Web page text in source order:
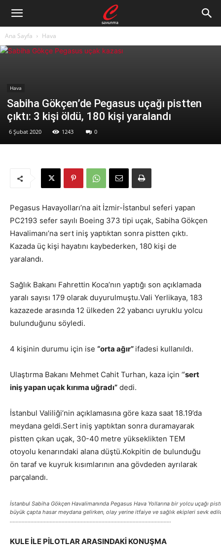
Ana Sayfa Hava
Hava
Sabiha Gökçen’de Pegasus uçağı pistten
çıktı: 3 kişi öldü, 180 kişi yaralandı
6 Şubat 2020 1243 0
Pegasus Havayolları’na ait İzmir-İstanbul seferi yapan
PC2193 sefer sayılı Boeing 373 tipi uçak, Sabiha Gökçen
Havalimanı’na sert iniş yaptıktan sonra pistten çıktı.
Kazada üç kişi hayatını kaybederken, 180 kişi de
yaralandı.
Sağlık Bakanı Fahrettin Koca’nın yaptığı son açıklamada
yaralı sayısı 179 olarak duyurulmuştu.Vali Yerlikaya, 183
kazazede arasında 12 ülkeden 22 yabancı uyruklu yolcu
bulunduğunu söyledi.
4 kişinin durumu için ise “orta ağır” ifadesi kullanıldı.
Ulaştırma Bakanı Mehmet Cahit Turhan, kaza için ‘‘sert
iniş yapan uçak kırıma uğradı” dedi.
İstanbul Valiliği’nin açıklamasına göre kaza saat 18.19’da
meydana geldi.Sert iniş yaptıktan sonra duramayarak
pistten çıkan uçak, 30-40 metre yükseklikten TEM
otoyolu kenarındaki alana düştü.Kokpitin de bulunduğu
ön taraf ve kuyruk kısımlarının ana gövdeden ayrılarak
parçalandı.
İstanbul Sabiha Gökçen Havalimanında Pegasus Hava Yollarına bir yolcu uçağı
büyük çapta hasar meydana gelirken, olay yerine itfaiye ve sağlık ekipleri sevk
……………………………………………………………………………………………….
KULE İLE PİLOTLAR ARASINDAKİ KONUŞMA